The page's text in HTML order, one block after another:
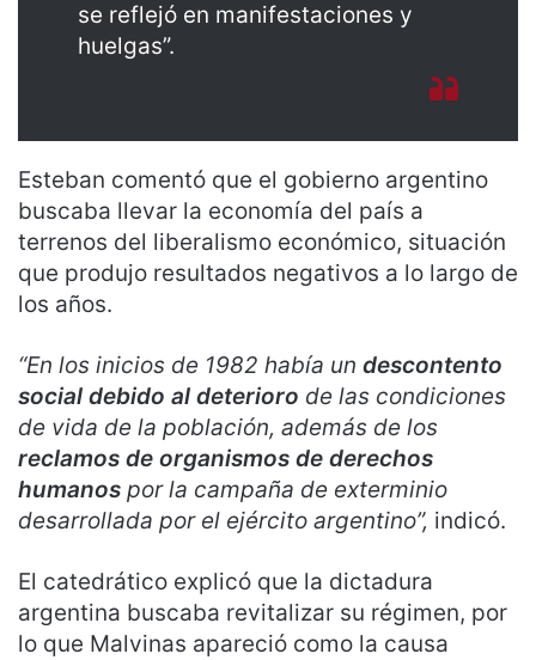
se reflejó en manifestaciones y
huelgas”.
Esteban comentó que el gobierno argentino
buscaba llevar la economía del país a
terrenos del liberalismo económico, situación
que produjo resultados negativos a lo largo de
los años.
“En los inicios de 1982 había un descontento
social debido al deterioro de las condiciones
de vida de la población, además de los
reclamos de organismos de derechos
humanos por la campaña de exterminio
desarrollada por el ejército argentino”, indicó.
El catedrático explicó que la dictadura
argentina buscaba revitalizar su régimen, por
lo que Malvinas apareció como la causa